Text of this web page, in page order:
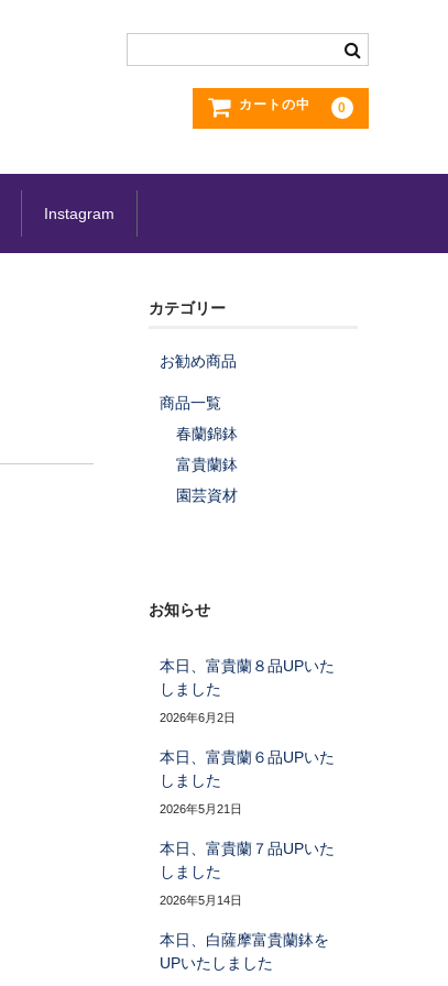
カートの中 0
Instagram
カテゴリー
お勧め商品
商品一覧
春蘭錦鉢
富貴蘭鉢
園芸資材
お知らせ
本日、富貴蘭８品UPいた
しました
2026年6月2日
本日、富貴蘭６品UPいた
しました
2026年5月21日
本日、富貴蘭７品UPいた
しました
2026年5月14日
本日、白薩摩富貴蘭鉢を
UPいたしました